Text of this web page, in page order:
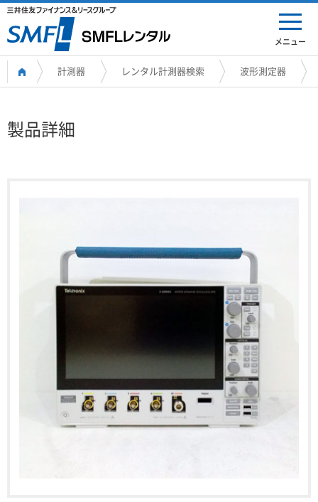
メニュー
計測器 レンタル計測器検索 波形測定器
製品詳細